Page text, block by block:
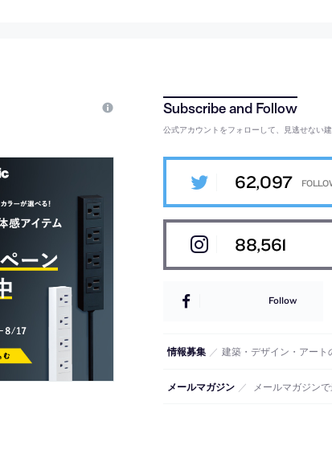
公式アカウントをフォローして、見逃せない建
62,097
88,561
Follow
情報募集 ／ 建築・デザイン・アート
メールマガジン ／ メールマガジン